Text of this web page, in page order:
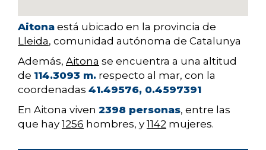
Aitona está ubicado en la provincia de
Lleida, comunidad autónoma de Catalunya
Además, Aitona se encuentra a una altitud
de 114.3093 m. respecto al mar, con la
coordenadas 41.49576, 0.4597391
En Aitona viven 2398 personas, entre las
que hay 1256 hombres, y 1142 mujeres.